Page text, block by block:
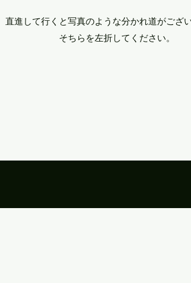
直進して行くと写真のような分かれ道がござ
​そちらを左折してください。